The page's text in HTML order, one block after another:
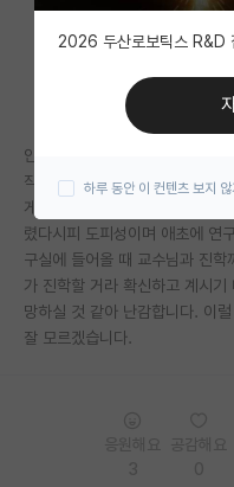
자유 게시판(아무개랩)
미국 유학 게시판
미국 대학원 합격 후기
대학원 합격 후기 게시
연구실(PI) 홍보 게시판
석박사 채용 정보 게시
임용 정보 게시판
안녕하세요. 올해 4학년인 학부생
작년 겨울방학 때 도피성으로
게 되었습니다. 그러나 현재는
렸다시피 도피성이며 애초에 연
구실에 들어올 때 교수님과 진학
가 진학할 거라 확신하고 계시
망하실 것 같아 난감합니다. 이
잘 모르겠습니다.
2026 두산로보틱스 R&D
하루 동안 이 컨텐츠 보지 않